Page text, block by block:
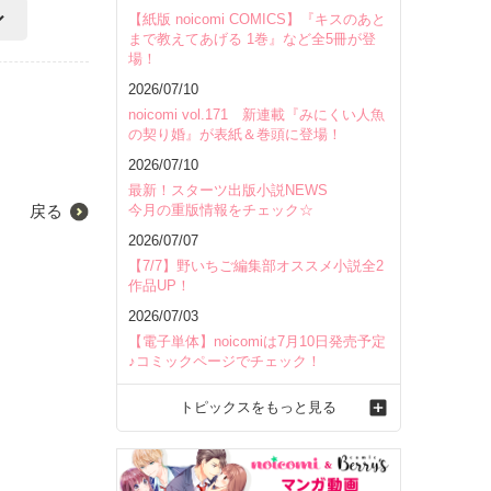
戻る
【紙版 noicomi COMICS】『キスのあと
まで教えてあげる 1巻』など全5冊が登
場！
2026/07/10
noicomi vol.171 新連載『みにくい人魚
の契り婚』が表紙＆巻頭に登場！
2026/07/10
最新！スターツ出版小説NEWS
今月の重版情報をチェック☆
2026/07/07
【7/7】野いちご編集部オススメ小説全2
作品UP！
2026/07/03
【電子単体】noicomiは7月10日発売予定
♪コミックページでチェック！
トピックスをもっと見る